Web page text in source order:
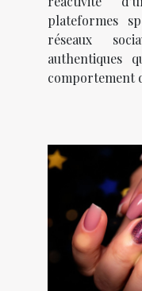
plateformes
réseaux
authentiques
comportement